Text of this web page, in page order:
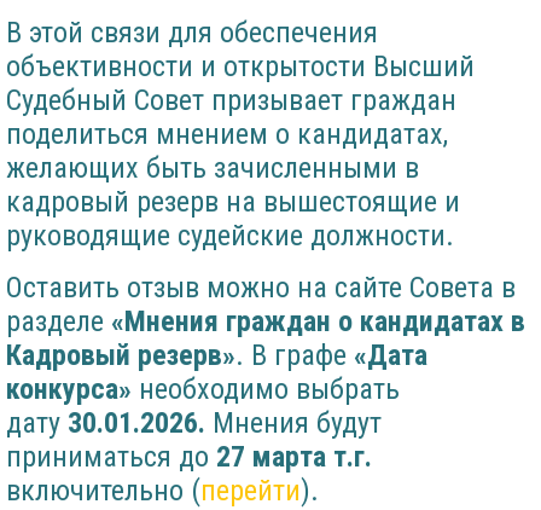
В этой связи для обеспечения
объективности и открытости Высший
Судебный Совет призывает граждан
поделиться мнением о кандидатах,
желающих быть зачисленными в
кадровый резерв на вышестоящие и
руководящие судейские должности.
Оставить отзыв можно на сайте Совета в
разделе «Мнения граждан о кандидатах в
Кадровый резерв». В графе «Дата
конкурса» необходимо выбрать
дату 30.01.2026. Мнения будут
приниматься до 27 марта т.г.
включительно (перейти).